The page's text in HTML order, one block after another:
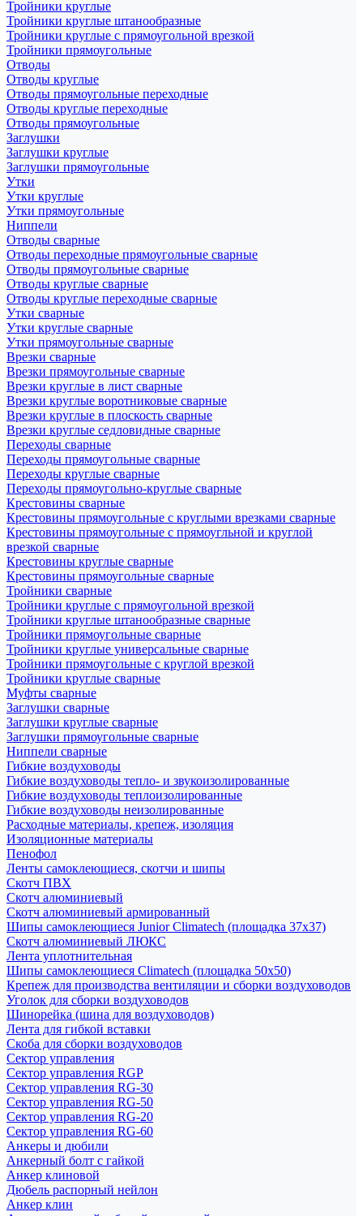
Тройники круглые
Тройники круглые штанообразные
Тройники круглые с прямоугольной врезкой
Тройники прямоугольные
Отводы
Отводы круглые
Отводы прямоугольные переходные
Отводы круглые переходные
Отводы прямоугольные
Заглушки
Заглушки круглые
Заглушки прямоугольные
Утки
Утки круглые
Утки прямоугольные
Ниппели
Отводы сварные
Отводы переходные прямоугольные сварные
Отводы прямоугольные сварные
Отводы круглые сварные
Отводы круглые переходные сварные
Утки сварные
Утки круглые сварные
Утки прямоугольные сварные
Врезки сварные
Врезки прямоугольные сварные
Врезки круглые в лист сварные
Врезки круглые воротниковые сварные
Врезки круглые в плоскость сварные
Врезки круглые седловидные сварные
Переходы сварные
Переходы прямоугольные сварные
Переходы круглые сварные
Переходы прямоугольно-круглые сварные
Крестовины сварные
Крестовины прямоугольные с круглыми врезками сварные
Крестовины прямоугольные с прямоугльной и круглой
врезкой сварные
Крестовины круглые сварные
Крестовины прямоугольные сварные
Тройники сварные
Тройники круглые с прямоугольной врезкой
Тройники круглые штанообразные сварные
Тройники прямоугольные сварные
Тройники круглые универсальные сварные
Тройники прямоугольные с круглой врезкой
Тройники круглые сварные
Муфты сварные
Заглушки сварные
Заглушки круглые сварные
Заглушки прямоугольные сварные
Ниппели сварные
Гибкие воздуховоды
Гибкие воздуховоды тепло- и звукоизолированные
Гибкие воздуховоды теплоизолированные
Гибкие воздуховоды неизолированные
Расходные материалы, крепеж, изоляция
Изоляционные материалы
Пенофол
Ленты самоклеющиеся, скотчи и шипы
Скотч ПВХ
Скотч алюминиевый
Скотч алюминиевый армированный
Шипы самоклеющиеся Junior Climatech (площадка 37х37)
Скотч алюминиевый ЛЮКС
Лента уплотнительная
Шипы самоклеющиеся Climatech (площадка 50х50)
Крепеж для производства вентиляции и сборки воздуховодов
Уголок для сборки воздуховодов
Шинорейка (шина для воздуховодов)
Лента для гибкой вставки
Скоба для сборки воздуховодов
Сектор управления
Сектор управления RGP
Сектор управления RG-30
Сектор управления RG-50
Сектор управления RG-20
Сектор управления RG-60
Анкеры и дюбили
Анкерный болт с гайкой
Анкер клиновой
Дюбель распорный нейлон
Анкер клин